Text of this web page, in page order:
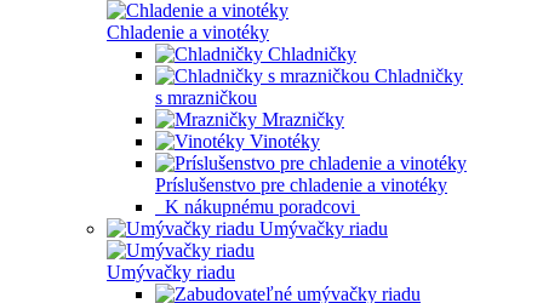
Chladenie a vinotéky
Chladničky
Chladničky
s mrazničkou
Mrazničky
Vinotéky
Príslušenstvo pre chladenie a vinotéky
K nákupnému poradcovi
Umývačky riadu
Umývačky riadu